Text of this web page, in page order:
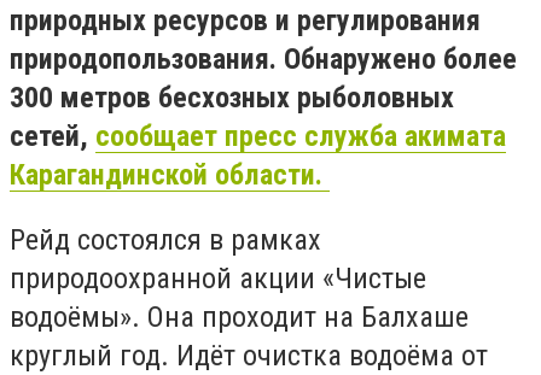
природных ресурсов и регулирования
природопользования. Обнаружено более
300 метров бесхозных рыболовных
сетей, сообщает пресс служба акимата
Карагандинской области.
Рейд состоялся в рамках
природоохранной акции «Чистые
водоёмы». Она проходит на Балхаше
круглый год. Идёт очистка водоёма от